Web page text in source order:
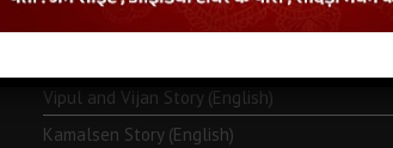
Vipul and Vijan Story (English)
Kamalsen Story (English)